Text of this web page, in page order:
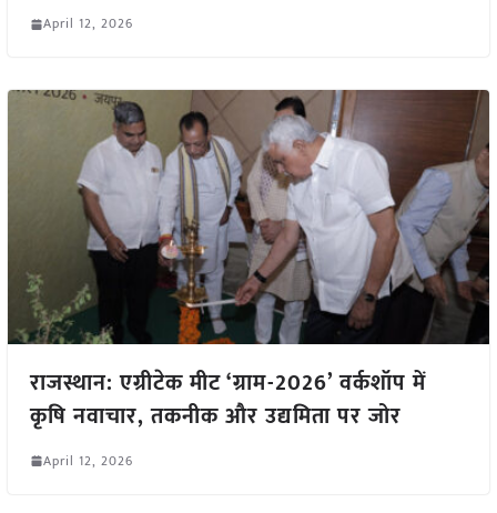
April 12, 2026
राजस्थान: एग्रीटेक मीट ‘ग्राम-2026’ वर्कशॉप में
कृषि नवाचार, तकनीक और उद्यमिता पर जोर
April 12, 2026